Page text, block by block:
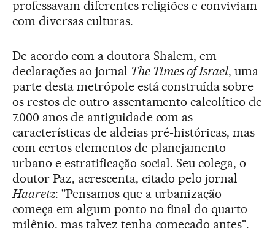
professavam diferentes religiões e conviviam
com diversas culturas.
De acordo com a doutora Shalem, em
declarações ao jornal The Times of Israel, uma
parte desta metrópole está construída sobre
os restos de outro assentamento calcolítico de
7.000 anos de antiguidade com as
características de aldeias pré-históricas, mas
com certos elementos de planejamento
urbano e estratificação social. Seu colega, o
doutor Paz, acrescenta, citado pelo jornal
Haaretz: "Pensamos que a urbanização
começa em algum ponto no final do quarto
milênio, mas talvez tenha começado antes".